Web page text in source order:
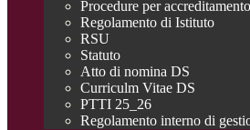
Procedure per accreditamento
Regolamento di Istituto
RSU
Statuto
Atto di nomina DS
Curriculm Vitae DS
PTTI 25_26
Regolamento interno di